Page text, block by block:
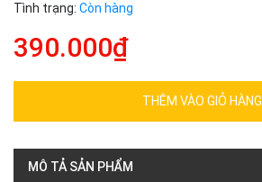
Tình trạng: Còn hàng
390.000₫
THÊM VÀO GIỎ HÀNG
MÔ TẢ SẢN PHẨM